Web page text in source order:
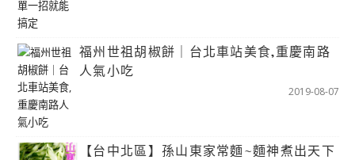
福州世祖胡椒餅｜台北車站美食,重慶南路
人氣小吃
2019-08-07
【台中北區】孫山東家常麵~麵神煮出天下